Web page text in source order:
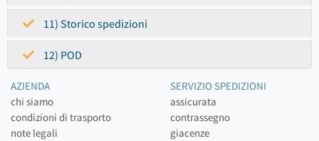
11) Storico spedizioni
12) POD
AZIENDA
chi siamo
condizioni di trasporto
note legali
SERVIZIO SPEDIZIONI
assicurata
contrassegno
giacenze